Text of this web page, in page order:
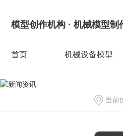
模型创作机构 · 机械模型制
首页 机械设备模型
当前